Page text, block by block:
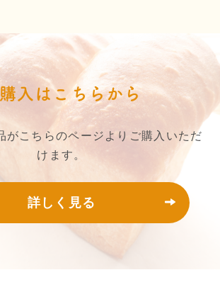
入はこちらから
がこちらのページよりご購入いただ
けます。
詳しく見る